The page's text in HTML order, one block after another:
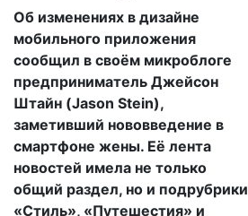
Об изменениях в дизайне
мобильного приложения
сообщил в своём микроблоге
предприниматель Джейсон
Штайн (Jason Stein),
заметивший нововведение в
смартфоне жены. Её лента
новостей имела не только
общий раздел, но и подрубрики
«Стиль», «Путешестия» и